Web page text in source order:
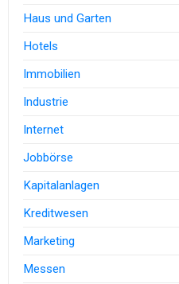
Haus und Garten
Hotels
Immobilien
Industrie
Internet
Jobbörse
Kapitalanlagen
Kreditwesen
Marketing
Messen